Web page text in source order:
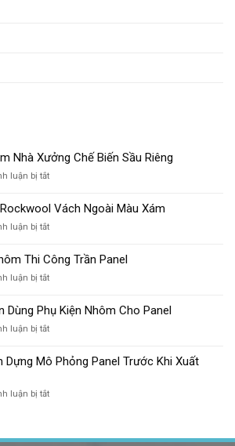
Nhà Xưởng Chế Biến Sầu Riêng
luận bị tắtở
Liệu
Làm
Nhà
Chế
Biến
Sầu
Vách Ngoài Màu Xám
luận bị tắtở
Panel
Rockwool
Vách
Màu
Xám
Thi Công Trần Panel
luận bị tắtở
Kiện
Nhôm
Thi
Trần
Dùng Phụ Kiện Nhôm Cho Panel
luận bị tắtở
Sao
Nên
Phụ
Dựng Mô Phỏng Panel Trước Khi Xuất
luận bị tắtở